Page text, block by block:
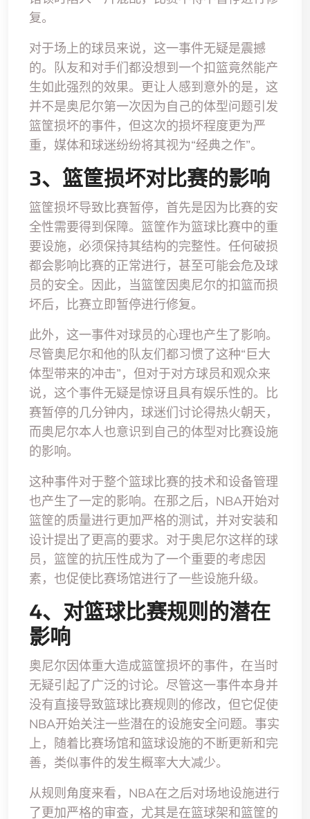
复。
对于场上的球员来说，这一事件无疑是震撼
的。队友和对手们都没想到一个扣篮竟然能产
生如此强烈的效果。更让人感到意外的是，这
并不是奥尼尔第一次因为自己的体型问题引发
篮筐损坏的事件，但这次的损坏程度更为严
重，媒体和球迷纷纷将其视为“经典之作”。
3、篮筐损坏对比赛的影响
篮筐损坏导致比赛暂停，首先是因为比赛的安
全性需要得到保障。篮筐作为篮球比赛中的重
要设施，必须保持其结构的完整性。任何破损
都会影响比赛的正常进行，甚至可能会危及球
员的安全。因此，当篮筐因奥尼尔的扣篮而损
坏后，比赛立即暂停进行修复。
此外，这一事件对球员的心理也产生了影响。
尽管奥尼尔和他的队友们都习惯了这种“巨大
体型带来的冲击”，但对于对方球员和观众来
说，这个事件无疑是惊讶且具有娱乐性的。比
赛暂停的几分钟内，球迷们讨论得热火朝天，
而奥尼尔本人也意识到自己的体型对比赛设施
的影响。
这种事件对于整个篮球比赛的技术和设备管理
也产生了一定的影响。在那之后，NBA开始对
篮筐的质量进行更加严格的测试，并对安装和
设计提出了更高的要求。对于奥尼尔这样的球
员，篮筐的抗压性成为了一个重要的考虑因
素，也促使比赛场馆进行了一些设施升级。
4、对篮球比赛规则的潜在
影响
奥尼尔因体重大造成篮筐损坏的事件，在当时
无疑引起了广泛的讨论。尽管这一事件本身并
没有直接导致篮球比赛规则的修改，但它促使
NBA开始关注一些潜在的设施安全问题。事实
上，随着比赛场馆和篮球设施的不断更新和完
善，类似事件的发生概率大大减少。
从规则角度来看，NBA在之后对场地设施进行
了更加严格的审查，尤其是在篮球架和篮筐的